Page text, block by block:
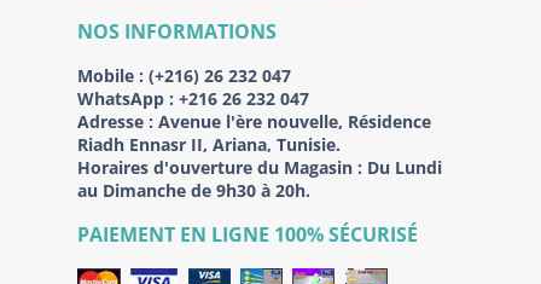
NOS INFORMATIONS
Mobile : (+216) 26 232 047
WhatsApp : +216 26 232 047
Adresse : Avenue l'ère nouvelle, Résidence
Riadh Ennasr II, Ariana, Tunisie.
Horaires d'ouverture du Magasin : Du Lundi
au Dimanche de 9h30 à 20h.
PAIEMENT EN LIGNE 100% SÉCURISÉ